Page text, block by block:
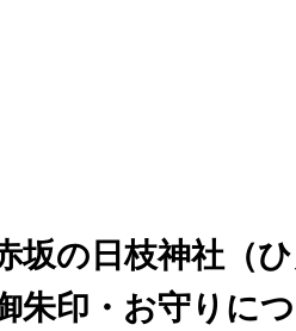
坂の日枝神社（
朱印・お守りに